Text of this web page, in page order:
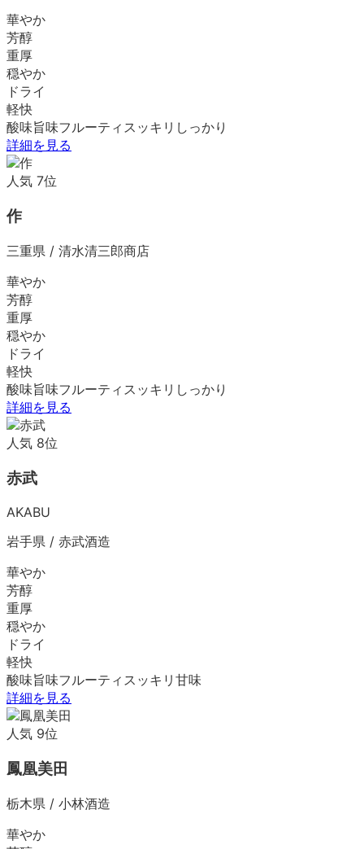
華やか
芳醇
重厚
穏やか
ドライ
軽快
酸味旨味フルーティ スッキリ しっかり
詳細を見る
人気 7位
作
三重県 / 清水清三郎商店
華やか
芳醇
重厚
穏やか
ドライ
軽快
酸味旨味フルーティ スッキリ しっかり
詳細を見る
人気 8位
赤武
AKABU
岩手県 / 赤武酒造
華やか
芳醇
重厚
穏やか
ドライ
軽快
酸味旨味フルーティ スッキリ 甘味
詳細を見る
人気 9位
鳳凰美田
栃木県 / 小林酒造
華やか